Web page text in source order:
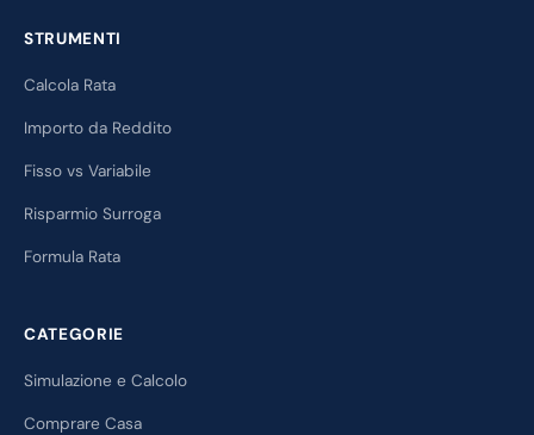
STRUMENTI
Calcola Rata
Importo da Reddito
Fisso vs Variabile
Risparmio Surroga
Formula Rata
CATEGORIE
Simulazione e Calcolo
Comprare Casa